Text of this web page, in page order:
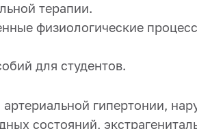
терапии.
физиологические
для студентов.
гипертонии,
состояний,